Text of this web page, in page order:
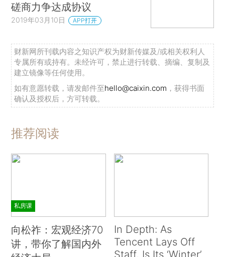
磋商力争达成协议
2019年03月10日 APP打开
财新网所刊载内容之知识产权为财新传媒及/或相关权利人
专属所有或持有。未经许可，禁止进行转载、摘编、复制及
建立镜像等任何使用。
如有意愿转载，请发邮件至hello@caixin.com ，获得书面
确认及授权后，方可转载。
推荐阅读
私房课
向松祚：宏观经济70
讲，带你了解国内外
In Depth: As
Tencent Lays Off
Staff, Is Its ‘Winter’